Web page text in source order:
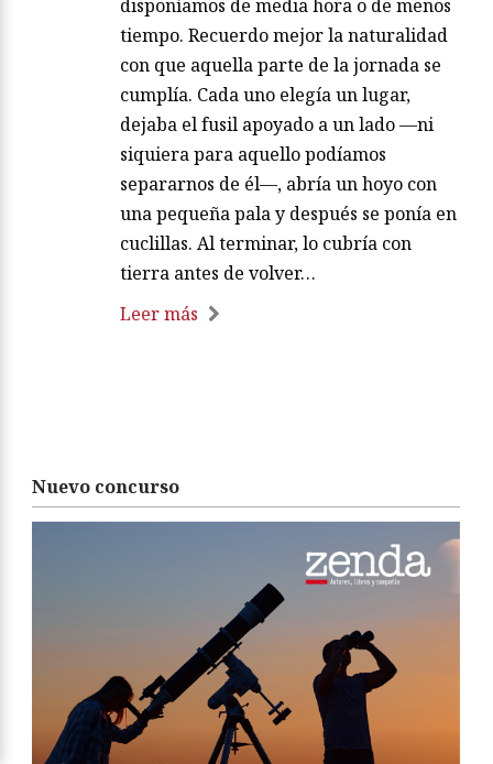
disponíamos de media hora o de menos
tiempo. Recuerdo mejor la naturalidad
con que aquella parte de la jornada se
cumplía. Cada uno elegía un lugar,
dejaba el fusil apoyado a un lado —ni
siquiera para aquello podíamos
separarnos de él—, abría un hoyo con
una pequeña pala y después se ponía en
cuclillas. Al terminar, lo cubría con
tierra antes de volver…
Leer más
Nuevo concurso